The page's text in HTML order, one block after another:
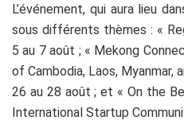
L’événement, qui aura lieu
sous différents thèmes : «
5 au 7 août ; « Mekong
of Cambodia, Laos, Myanmar,
26 au 28 août ; et « On the
International Startup